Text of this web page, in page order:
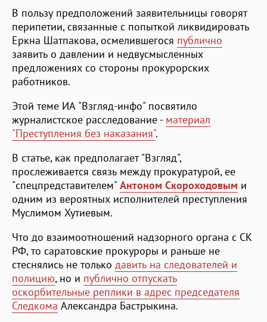
В пользу предположений заявительницы говорят
перипетии, связанные с попыткой ликвидировать
Еркна Шатпакова, осмелившегося публично
заявить о давлении и недвусмысленных
предложениях со стороны прокурорских
работников.
Этой теме ИА "Взгляд-инфо" посвятило
журналистское расследование - материал
"Преступления без наказания".
В статье, как предполагает "Взгляд",
прослеживается связь между прокуратурой, ее
"спецпредставителем" Антоном Скороходовым и
одним из вероятных исполнителей преступления
Муслимом Хутиевым.
Что до взаимоотношений надзорного органа с СК
РФ, то саратовские прокуроры и раньше не
стеснялись не только давить на следователей и
полицию, но и публично отпускать
оскорбительные реплики в адрес председателя
Следкома Александра Бастрыкина.